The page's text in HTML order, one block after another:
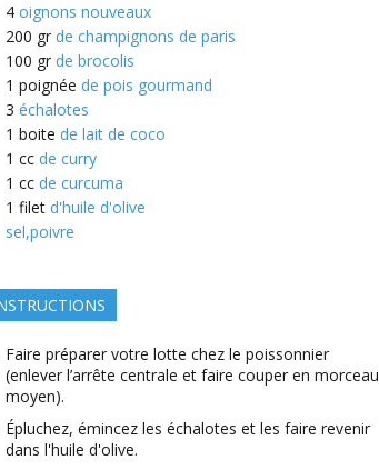
4 oignons nouveaux
200 gr de champignons de paris
100 gr de brocolis
1 poignée de pois gourmand
3 échalotes
1 boite de lait de coco
1 cc de curry
1 cc de curcuma
1 filet d'huile d'olive
sel,poivre
Faire préparer votre lotte chez le poissonnier
(enlever l’arrête centrale et faire couper en morceau
moyen).
Épluchez, émincez les échalotes et les faire revenir
dans l'huile d'olive.